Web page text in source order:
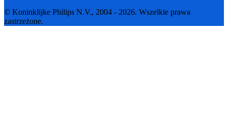
© Koninklijke Philips N.V., 2004 - 2026. Wszelkie prawa
zastrzeżone.